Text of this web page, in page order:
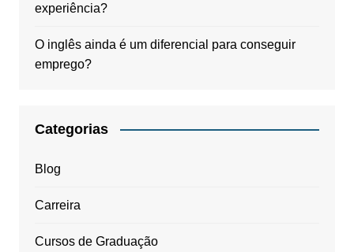
experiência?
O inglês ainda é um diferencial para conseguir
emprego?
Categorias
Blog
Carreira
Cursos de Graduação